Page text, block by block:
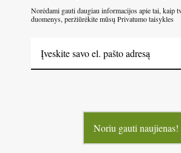
Norėdami gauti daugiau informacijos apie tai, kaip
duomenys, peržiūrėkite mūsų Privatumo taisykles
Noriu gauti naujienas!